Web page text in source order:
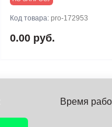
Код товара: pro-172953
0.00 руб.
Время